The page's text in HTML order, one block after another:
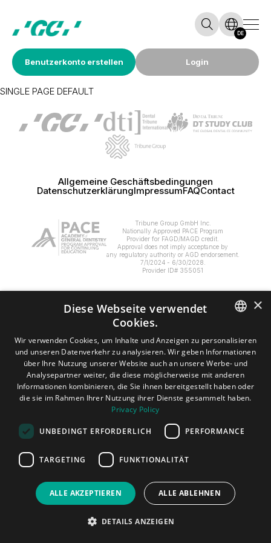
Benutzerkonto erstellen Login
DE
SINGLE PAGE DEFAULT
Allgemeine Geschäftsbedingungen
DatenschutzerklärungImpressumFAQContact
Tribune Group GmbH Inc.
Nationally Approved PACE Program
Provider for FAGD/MAGD credit.
Approval does not imply acceptance by
any regulatory authority or AGD endorsement.
7/1/2024 - 6/30/2028.
Provider ID# 355051
All rights reserved. 2026 Dental Tribune International GmbH.
ENGLISH
SPANISH
JAPANESE
×
Diese Webseite verwendet
Cookies.
Wir verwenden Cookies, um Inhalte und Anzeigen zu personalisieren
und unseren Datenverkehr zu analysieren. Wir geben Informationen
über Ihre Nutzung unserer Website auch an unsere Werbe- und
Analysepartner weiter, die diese möglicherweise mit anderen
Informationen kombinieren, die Sie ihnen bereitgestellt haben oder
die sie im Rahmen Ihrer Nutzung ihrer Dienste gesammelt haben.
Privacy Policy
UNBEDINGT ERFORDERLICH PERFORMANCE
TARGETING FUNKTIONALITÄT
ALLE AKZEPTIEREN ALLE ABLEHNEN
DETAILS ANZEIGEN